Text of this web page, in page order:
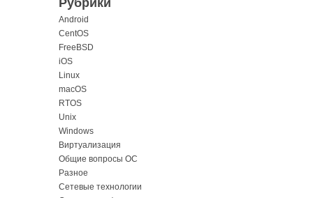
Android
CentOS
FreeBSD
iOS
Linux
macOS
RTOS
Unix
Windows
Виртуализация
Общие вопросы ОС
Разное
Сетевые технологии